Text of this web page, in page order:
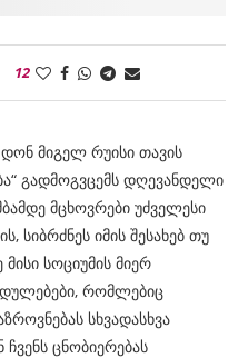
12
მიგელ რუისი თავის
გადმოგვცემს დღევანდელი
მცხოვრები უძველესი
სიბრძნეს იმის შესახებ თუ
სოციუმის მიერ
რომლებიც
სხვადასხვა
ცნობიერებას